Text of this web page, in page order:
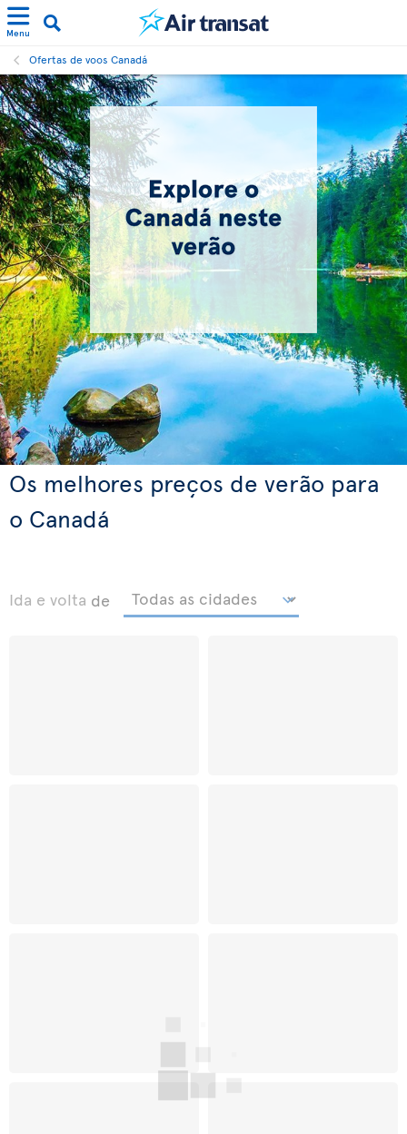
Menu
Ofertas de voos Canadá
Os melhores preços de verão para
o Canadá
Ida e volta de